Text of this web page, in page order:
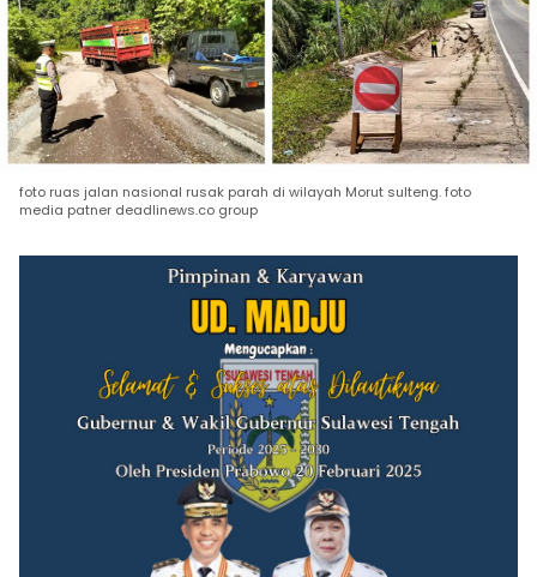
foto ruas jalan nasional rusak parah di wilayah Morut sulteng. foto
media patner deadlinews.co group